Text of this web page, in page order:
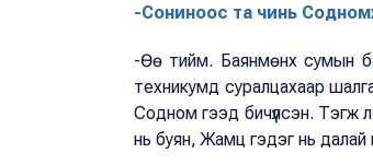
-Сониноос та чинь
-Өө тийм. Баянмөнх сумын
техникумд суралцахаар
Содном гээд бичүүлсэн.
нь буян, Жамц гэдэг нь далай